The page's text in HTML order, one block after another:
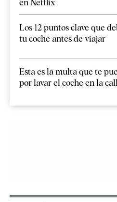
en Netflix
Los 12 puntos clave que
tu coche antes de viajar
Esta es la multa que te
por lavar el coche en la